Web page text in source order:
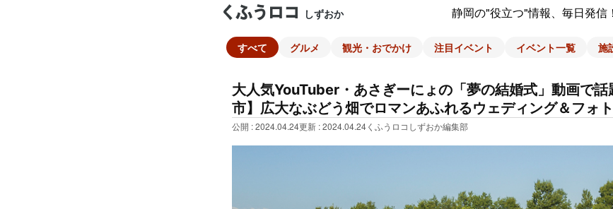
しずおか 静岡の"役立つ"情報、毎日発信！
すべて グルメ 観光・おでかけ 注目イベント イベント一覧 施
大人気YouTuber・あさぎーにょの「夢の結婚式」動画で話
市】広大なぶどう畑でロマンあふれるウェディング＆フォ
公開 : 2024.04.24更新 : 2024.04.24くふうロコしずおか編集部